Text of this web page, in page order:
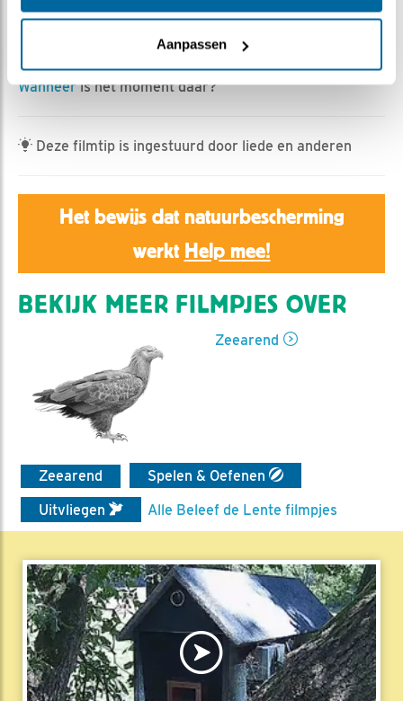
Aanpassen
wat vaardiger dan het andere, oefent in ieder geval
Wanneeris het moment daar?
Deze filmtip is ingestuurd door liede en anderen
Het bewijs dat natuurbescherming
werkt Help mee!
BEKIJK MEER FILMPJES OVER
Zeearend
Zeearend
Spelen & Oefenen
Uitvliegen
Alle Beleef de Lente filmpjes